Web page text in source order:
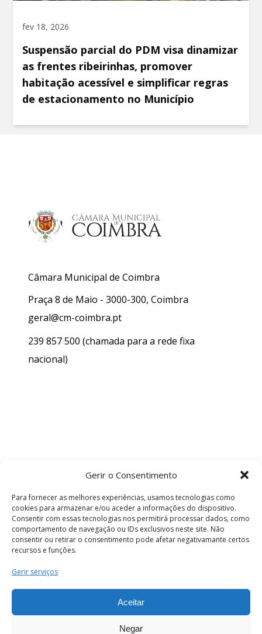
Gerir o Consentimento
Para fornecer as melhores experiências, usamos tecnologias como
cookies para armazenar e/ou aceder a informações do dispositivo.
Consentir com essas tecnologias nos permitirá processar dados, como
comportamento de navegação ou IDs exclusivos neste site. Não
consentir ou retirar o consentimento pode afetar negativamante certos
recursos e funções.
Gerir serviços
Aceitar
Negar
fev 18, 2026
Suspensão parcial do PDM visa dinamizar
as frentes ribeirinhas, promover
habitação acessível e simplificar regras
de estacionamento no Município
Câmara Municipal de Coimbra
Praça 8 de Maio - 3000-300, Coimbra
geral@cm-coimbra.pt
239 857 500 (chamada para a rede fixa
nacional)
Termos e Condições
os direitos reservados.